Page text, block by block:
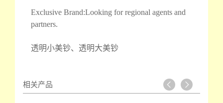
Exclusive Brand:Looking for regional agents and
partners.
透明小美钞、透明大美钞
相关产品